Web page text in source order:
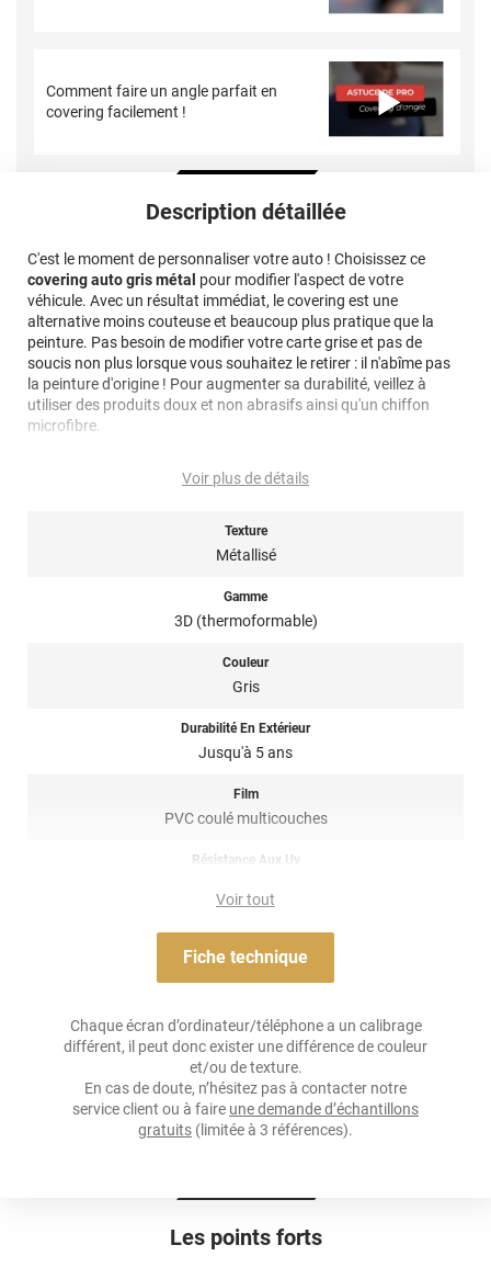
Comment faire un angle parfait en
covering facilement !
Les points forts
Description détaillée
C'est le moment de personnaliser votre auto ! Choisissez ce
covering auto gris métal pour modifier l'aspect de votre
véhicule. Avec un résultat immédiat, le covering est une
alternative moins couteuse et beaucoup plus pratique que la
peinture. Pas besoin de modifier votre carte grise et pas de
soucis non plus lorsque vous souhaitez le retirer : il n'abîme pas
la peinture d'origine ! Pour augmenter sa durabilité, veillez à
utiliser des produits doux et non abrasifs ainsi qu'un chiffon
microfibre.
Note importante : faire son choix entre un covering 2D ou 3D ?
dire qu’il est thermoformable. Il est donc sensible à la chaleur
(décapeur thermique ou sèche-cheveux), il est conseillé dans la
courbées ! Il est donc privilégié pour un
partiel coveringcomme des rétroviseurs par
marque Hexis sous la référence HX20990B.
HX20990B.
Voir plus de détails
Texture
Métallisé
Gamme
3D (thermoformable)
Couleur
Gris
Durabilité En Extérieur
Jusqu'à 5 ans
Film
PVC coulé multicouches
Résistance Aux Uv
Acrylique solvant, sensible à la pression, repositionnable
Épaisseur
100 µ
Température D'application
Température D'utilisation
Voir tout
Fiche technique
Chaque écran d’ordinateur/téléphone a un calibrage
différent, il peut donc exister une différence de couleur
et/ou de texture.
En cas de doute, n’hésitez pas à contacter notre
service client ou à faire une demande d’échantillons
gratuits (limitée à 3 références).